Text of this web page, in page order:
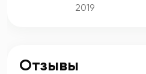
2019
Отзывы